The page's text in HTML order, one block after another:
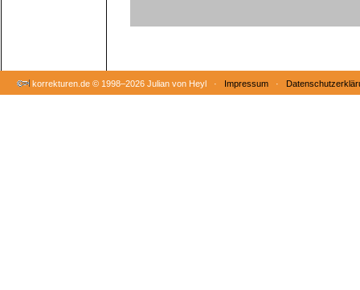
korrekturen.de © 1998–2026 Julian von Heyl · Impressum ·